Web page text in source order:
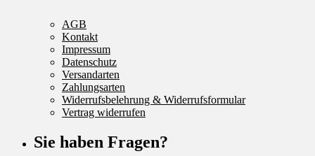
AGB
Kontakt
Impressum
Datenschutz
Versandarten
Zahlungsarten
Widerrufsbelehrung & Widerrufsformular
Vertrag widerrufen
Sie haben Fragen?